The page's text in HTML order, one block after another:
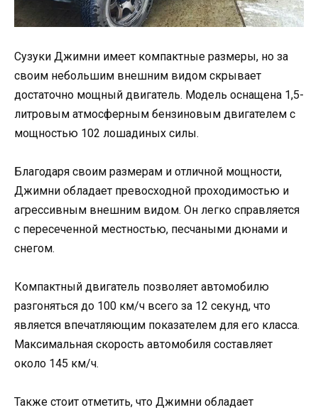
Сузуки Джимни имеет компактные размеры, но за
своим небольшим внешним видом скрывает
достаточно мощный двигатель. Модель оснащена 1,5-
литровым атмосферным бензиновым двигателем с
мощностью 102 лошадиных силы.
Благодаря своим размерам и отличной мощности,
Джимни обладает превосходной проходимостью и
агрессивным внешним видом. Он легко справляется
с пересеченной местностью, песчаными дюнами и
снегом.
Компактный двигатель позволяет автомобилю
разгоняться до 100 км/ч всего за 12 секунд, что
является впечатляющим показателем для его класса.
Максимальная скорость автомобиля составляет
около 145 км/ч.
Также стоит отметить, что Джимни обладает